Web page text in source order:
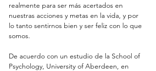
realmente para ser más acertados en
nuestras acciones y metas en la vida, y por
lo tanto sentirnos bien y ser feliz con lo que
somos.
De acuerdo con un estudio de la School of
Psychology, University of Aberdeen, en